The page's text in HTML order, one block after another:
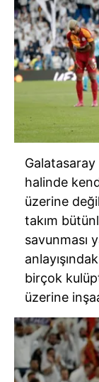
halinde
üzerine
takım
savunması
birçok
üzerine